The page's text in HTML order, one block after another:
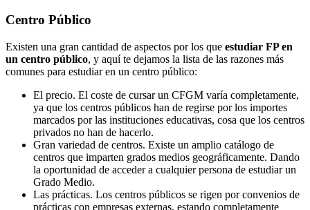
Centro Público
Existen una gran cantidad de aspectos por los que estudiar FP en
un centro público, y aquí te dejamos la lista de las razones más
comunes para estudiar en un centro público:
El precio. El coste de cursar un CFGM varía completamente,
ya que los centros públicos han de regirse por los importes
marcados por las instituciones educativas, cosa que los centros
privados no han de hacerlo.
Gran variedad de centros. Existe un amplio catálogo de
centros que imparten grados medios geográficamente. Dando
la oportunidad de acceder a cualquier persona de estudiar un
Grado Medio.
Las prácticas. Los centros públicos se rigen por convenios de
prácticas con empresas externas, estando completamente